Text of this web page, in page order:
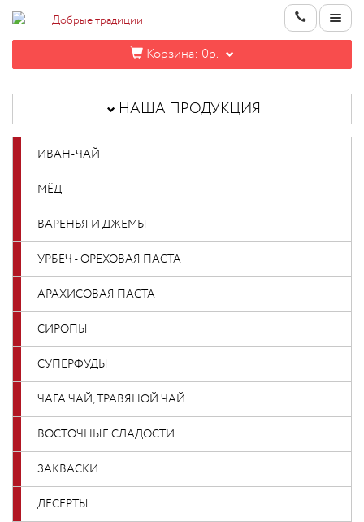
Корзина: 0р.
ИНФОРМАЦИЯ
КОНТАКТЫ
НОВИНКИ
ОПТОВИКАМ
НАША ПРОДУКЦИЯ
ИВАН-ЧАЙ
МЁД
ВАРЕНЬЯ И ДЖЕМЫ
УРБЕЧ - ОРЕХОВАЯ ПАСТА
АРАХИСОВАЯ ПАСТА
СИРОПЫ
СУПЕРФУДЫ
ЧАГА ЧАЙ, ТРАВЯНОЙ ЧАЙ
ВОСТОЧНЫЕ СЛАДОСТИ
ЗАКВАСКИ
ДЕСЕРТЫ